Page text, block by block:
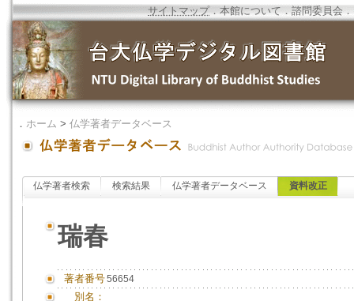
サイトマップ．本館について ．諮問委員会 ．
． ホーム > 仏学著者データベース
仏学著者検索 検索結果 仏学著者データベース 資料改正
瑞春
著者番号56654
別名：